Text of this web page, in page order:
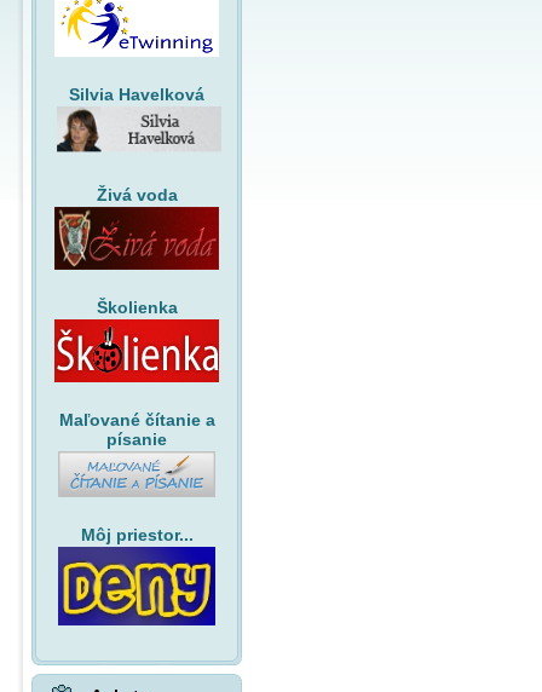
Silvia Havelková
Živá voda
Školienka
Maľované čítanie a
písanie
Môj priestor...